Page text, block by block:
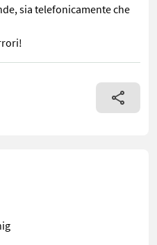
sia telefonicamente che
Motore a benzina a 4 tempi